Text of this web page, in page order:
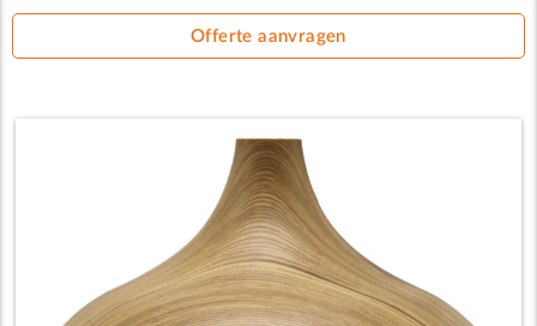
Offerte aanvragen